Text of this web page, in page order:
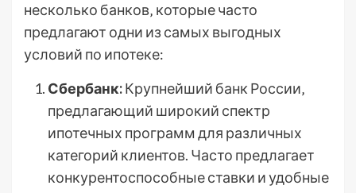
несколько банков‚ которые часто
предлагают одни из самых выгодных
условий по ипотеке:
Сбербанк:Крупнейший банк России‚
предлагающий широкий спектр
ипотечных программ для различных
категорий клиентов. Часто предлагает
конкурентоспособные ставки и удобные